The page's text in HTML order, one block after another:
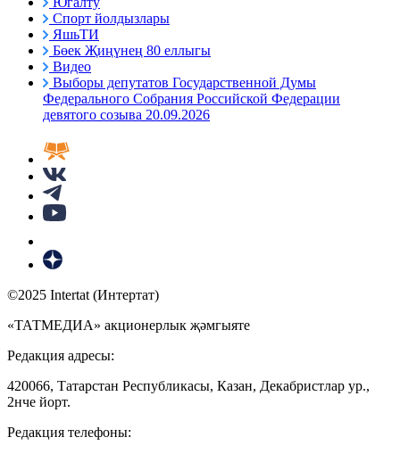
Спорт йолдызлары
ЯшьТИ
Бөек Җиңүнең 80 еллыгы
Видео
Выборы депутатов Государственной Думы
Федерального Собрания Российской Федерации
девятого созыва 20.09.2026
©2025 Intertat (Интертат)
«ТАТМЕДИА» акционерлык җәмгыяте
Редакция адресы:
420066, Татарстан Республикасы, Казан, Декабристлар ур.,
2нче йорт.
Редакция телефоны: